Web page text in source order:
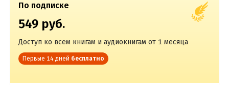
По подписке
549 руб.
Доступ ко всем книгам и аудиокнигам от 1 месяца
Первые 14 дней бесплатно